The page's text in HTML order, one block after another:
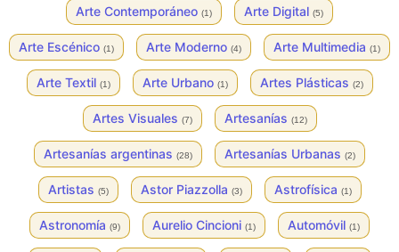
Arte Contemporáneo (1) Arte Digital (5)
Arte Escénico (1) Arte Moderno (4) Arte Multimedia (1)
Arte Textil (1) Arte Urbano (1) Artes Plásticas (2)
Artes Visuales (7) Artesanías (12)
Artesanías argentinas (28) Artesanías Urbanas (2)
Artistas (5) Astor Piazzolla (3) Astrofísica (1)
Astronomía (9) Aurelio Cincioni (1) Automóvil (1)